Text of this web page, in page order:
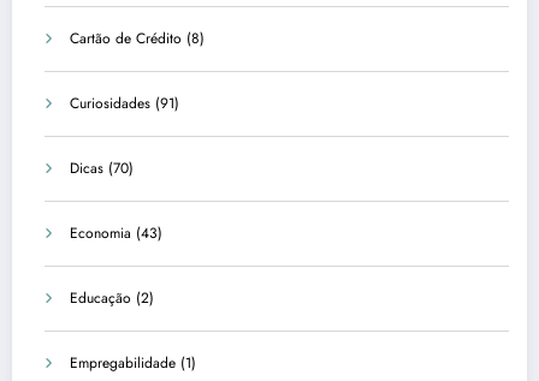
Cartão de Crédito (8)
Curiosidades (91)
Dicas (70)
Economia (43)
Educação (2)
Empregabilidade (1)